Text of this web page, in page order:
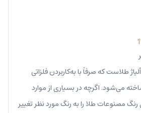
طلاست که صرفاً با به‌کاربردن فلزاتی
می‌شود. اگرچه در بسیاری از موارد
مصنوعات طلا را به رنگ مورد نظر تغییر